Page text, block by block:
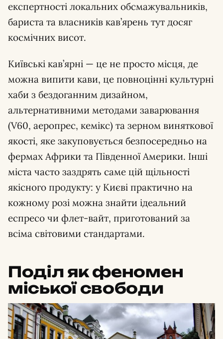
експертності локальних обсмажувальників,
бариста та власників кав’ярень тут досяг
космічних висот.
Київські кав’ярні — це не просто місця, де
можна випити кави, це повноцінні культурні
хаби з бездоганним дизайном,
альтернативними методами заварювання
(V60, аеропрес, кемікс) та зерном виняткової
якості, яке закуповується безпосередньо на
фермах Африки та Південної Америки. Інші
міста часто заздрять саме цій щільності
якісного продукту: у Києві практично на
кожному розі можна знайти ідеальний
еспресо чи флет-вайт, приготований за
всіма світовими стандартами.
Поділ як феномен
міської свободи